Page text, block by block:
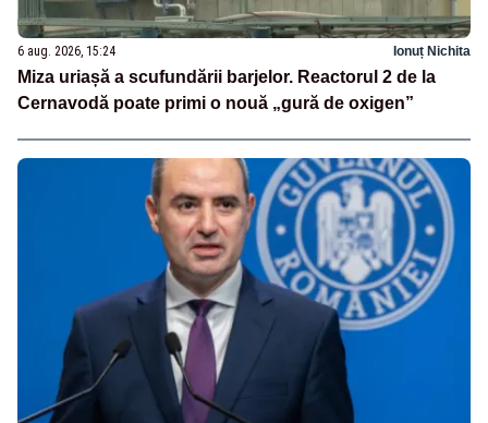
6 aug. 2026, 15:24 Ionuț Nichita
Miza uriașă a scufundării barjelor. Reactorul 2 de la
Cernavodă poate primi o nouă „gură de oxigen”